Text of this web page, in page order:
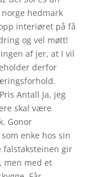
hedmark
interiøret på få
og vel møtt!
af jer, at I vil
derfor
Antall Ja, jeg
skal være
Gonor
enke hos sin
falstaksteinen gir
men med et